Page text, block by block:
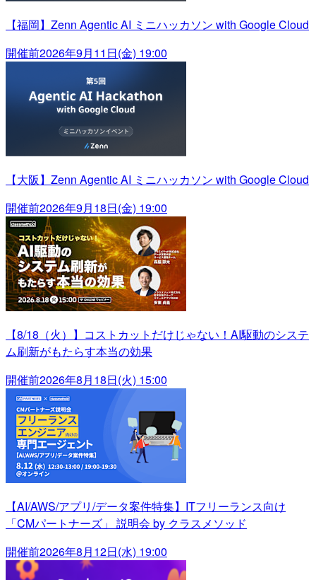
【福岡】Zenn Agentic AI ミニハッカソン with Google Cloud
開催前2026年9月11日(金) 19:00
【大阪】Zenn Agentic AI ミニハッカソン with Google Cloud
開催前2026年9月18日(金) 19:00
【8/18（火）】コストカットだけじゃない！AI駆動のシステ
ム刷新がもたらす本当の効果
開催前2026年8月18日(火) 15:00
【AI/AWS/アプリ/データ案件特集】ITフリーランス向け
「CMパートナーズ」 説明会 by クラスメソッド
開催前2026年8月12日(水) 19:00